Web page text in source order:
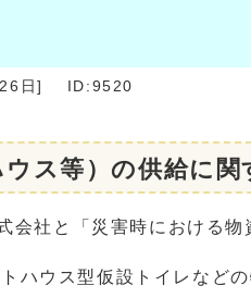
日] ID:9520
ス等）の供給に関
社と「災害時における物
ウス型仮設トイレなど